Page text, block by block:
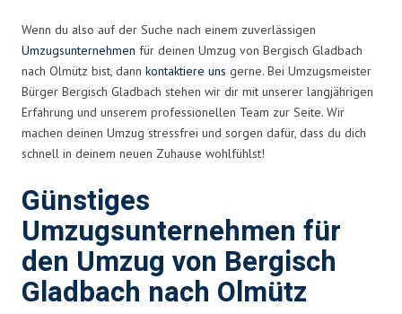
Wenn du also auf der Suche nach einem zuverlässigen
Umzugsunternehmen für deinen Umzug von Bergisch Gladbach
nach Olmütz bist, dann kontaktiere uns gerne. Bei Umzugsmeister
Bürger Bergisch Gladbach stehen wir dir mit unserer langjährigen
Erfahrung und unserem professionellen Team zur Seite. Wir
machen deinen Umzug stressfrei und sorgen dafür, dass du dich
schnell in deinem neuen Zuhause wohlfühlst!
Günstiges
Umzugsunternehmen für
den Umzug von Bergisch
Gladbach nach Olmütz